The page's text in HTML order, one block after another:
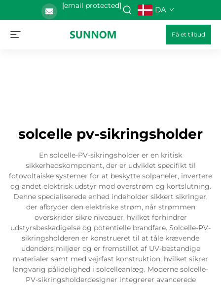
[email protected] DA
Få et tilbud
solcelle pv-sikringsholder
En solcelle-PV-sikringsholder er en kritisk
sikkerhedskomponent, der er udviklet specifikt til
fotovoltaiske systemer for at beskytte solpaneler, invertere
og andet elektrisk udstyr mod overstrøm og kortslutning.
Denne specialiserede enhed indeholder sikkert sikringer,
der afbryder den elektriske strøm, når strømmen
overskrider sikre niveauer, hvilket forhindrer
udstyrsbeskadigelse og potentielle brandfare. Solcelle-PV-
sikringsholderen er konstrueret til at tåle krævende
udendørs miljøer og er fremstillet af UV-bestandige
materialer samt med vejrfast konstruktion, hvilket sikrer
langvarig pålidelighed i solcelleanlæg. Moderne solcelle-
PV-sikringsholderdesigner integrerer avancerede